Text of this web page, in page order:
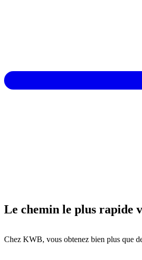
Le chemin le plus rapide
Chez KWB, vous obtenez bien plus que